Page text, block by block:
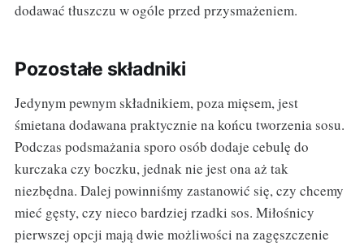
dodawać tłuszczu w ogóle przed przysmażeniem.
Pozostałe składniki
Jedynym pewnym składnikiem, poza mięsem, jest
śmietana dodawana praktycznie na końcu tworzenia sosu.
Podczas podsmażania sporo osób dodaje cebulę do
kurczaka czy boczku, jednak nie jest ona aż tak
niezbędna. Dalej powinniśmy zastanowić się, czy chcemy
mieć gęsty, czy nieco bardziej rzadki sos. Miłośnicy
pierwszej opcji mają dwie możliwości na zagęszczenie